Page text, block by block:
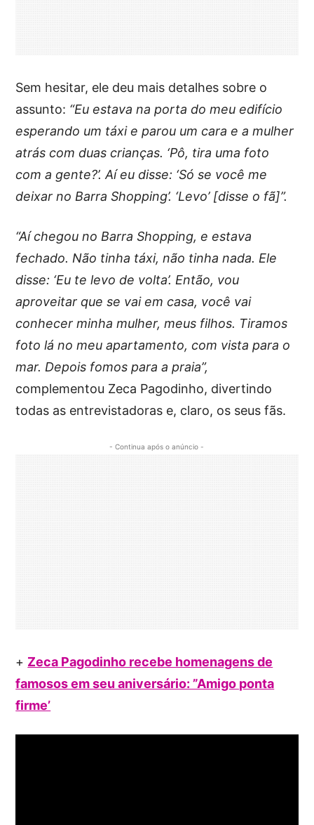
Sem hesitar, ele deu mais detalhes sobre o
assunto: “Eu estava na porta do meu edifício
esperando um táxi e parou um cara e a mulher
atrás com duas crianças. ‘Pô, tira uma foto
com a gente?’. Aí eu disse: ‘Só se você me
deixar no Barra Shopping’. ‘Levo’ [disse o fã]”.
“Aí chegou no Barra Shopping, e estava
fechado. Não tinha táxi, não tinha nada. Ele
disse: ‘Eu te levo de volta’. Então, vou
aproveitar que se vai em casa, você vai
conhecer minha mulher, meus filhos. Tiramos
foto lá no meu apartamento, com vista para o
mar. Depois fomos para a praia”,
complementou Zeca Pagodinho, divertindo
todas as entrevistadoras e, claro, os seus fãs.
- Continua após o anúncio -
+ Zeca Pagodinho recebe homenagens de
famosos em seu aniversário: ”Amigo ponta
firme’